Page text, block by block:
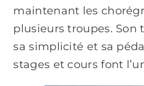
maintenant les
plusieurs troupes. Son
sa simplicité et sa
stages et cours font